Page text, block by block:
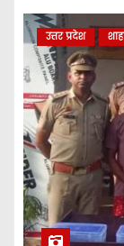
उत्तर प्रदेश